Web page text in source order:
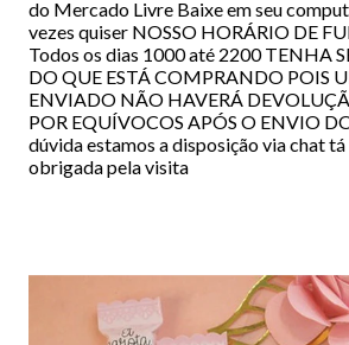
do Mercado Livre Baixe em seu
vezes quiser NOSSO HORÁRIO DE
Todos os dias 1000 até 2200 TENHA
DO QUE ESTÁ COMPRANDO POIS
ENVIADO NÃO HAVERÁ
POR EQUÍVOCOS APÓS O ENVIO
dúvida estamos a disposição via chat
obrigada pela visita